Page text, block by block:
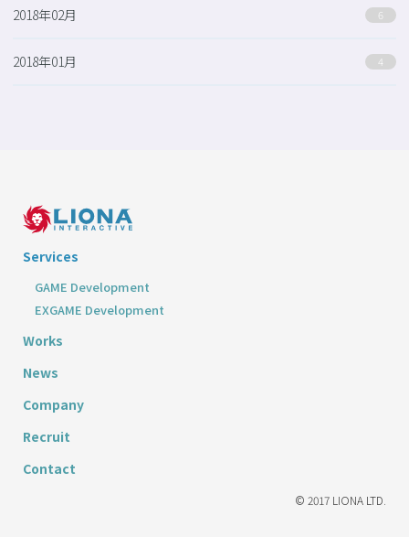
2018年02月 6
2018年01月 4
Services
GAME Development
EXGAME Development
Works
News
Company
Recruit
Contact
© 2017 LIONA LTD.